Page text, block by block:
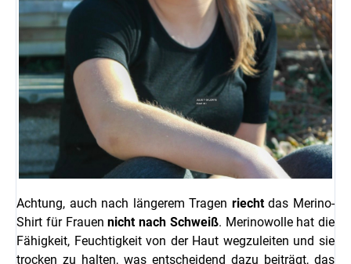
Achtung, auch nach längerem Tragen riechtdas Merino-
Shirt für Frauennicht nach Schweiß. Merinowolle hat die
Fähigkeit, Feuchtigkeit von der Haut wegzuleiten und sie
trocken zu halten, was entscheidend dazu beiträgt, das